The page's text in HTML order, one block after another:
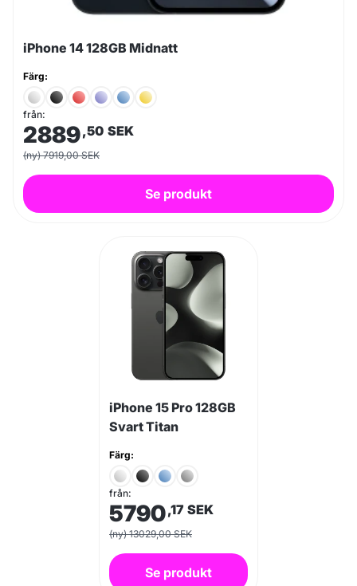
iPhone 14 128GB Midnatt
Färg:
från:
2889,50 SEK
(ny) 7919,00 SEK
Se produkt
iPhone 15 Pro 128GB
Svart Titan
Färg:
från:
5790,17 SEK
(ny) 13029,00 SEK
Se produkt